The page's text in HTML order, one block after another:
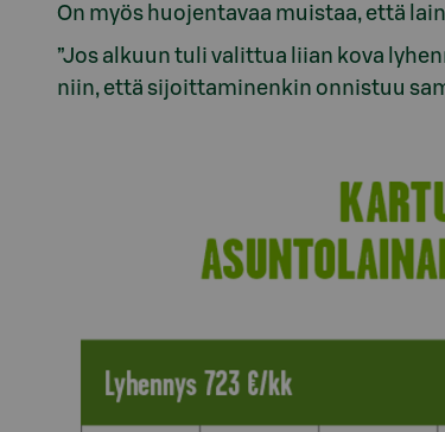
On myös huojentavaa muistaa, että
”Jos alkuun tuli valittua liian kova
niin, että sijoittaminenkin onnistuu